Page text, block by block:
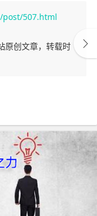
507.html
原创文章，转载时